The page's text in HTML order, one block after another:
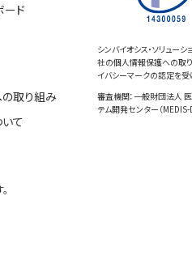
ード
取り組み
て
シンバイオシス・ソリュー
社の個人情報保護への取り
イバシーマークの認定を受
審査機関：一般財団法人
テム開発センター（MEDIS-